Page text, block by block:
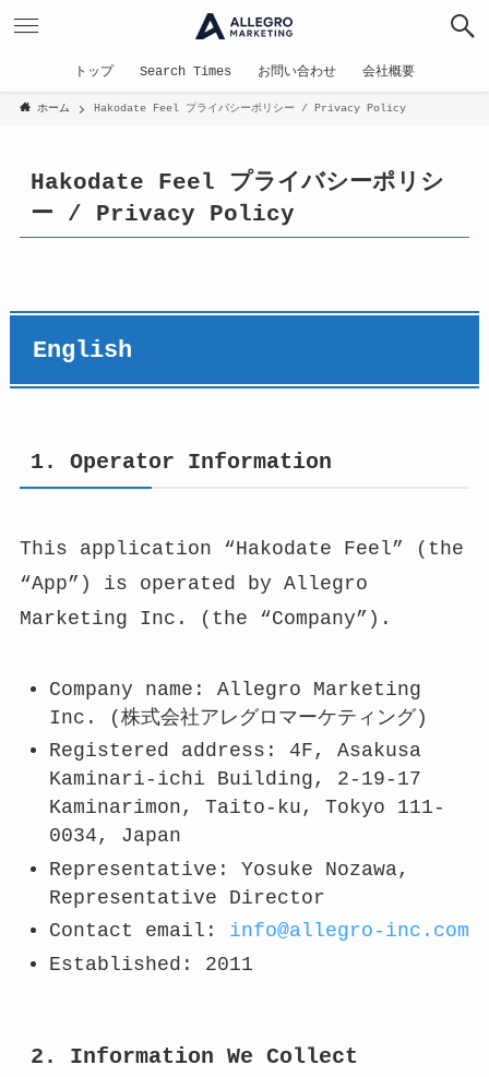
トップ Search Times お問い合わせ 会社概要
ホーム Hakodate Feel プライバシーポリシー / Privacy Policy
Hakodate Feel プライバシーポリシ
ー / Privacy Policy
English
1. Operator Information
This application “Hakodate Feel” (the
“App”) is operated by Allegro
Marketing Inc. (the “Company”).
Company name: Allegro Marketing
Inc. (株式会社アレグロマーケティング)
Registered address: 4F, Asakusa
Kaminari-ichi Building, 2-19-17
Kaminarimon, Taito-ku, Tokyo 111-
0034, Japan
Representative: Yosuke Nozawa,
Representative Director
Contact email: info@allegro-inc.com
Established: 2011
2. Information We Collect